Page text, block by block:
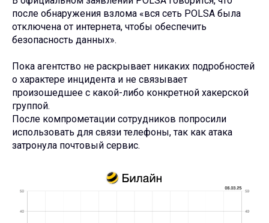
после обнаружения взлома «вся сеть POLSA была
отключена от интернета, чтобы обеспечить
безопасность данных».
Пока агентство не раскрывает никаких подробностей
о характере инцидента и не связывает
произошедшее с какой-либо конкретной хакерской
группой.
После компрометации сотрудников попросили
использовать для связи телефоны, так как атака
затронула почтовый сервис.